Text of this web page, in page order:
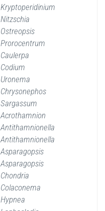
Kryptoperidinium
Nitzschia
Ostreopsis
Prorocentrum
Caulerpa
Codium
Uronema
Chrysonephos
Sargassum
Acrothamnion
Antithamnionella
Antithamnionella
Asparagopsis
Asparagopsis
Chondria
Colaconema
Hypnea